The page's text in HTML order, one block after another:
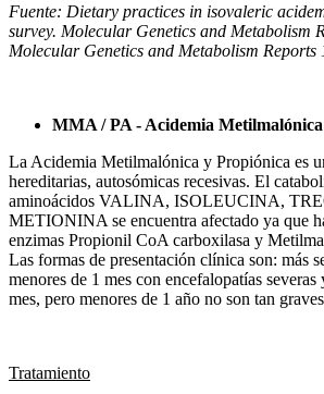
Fuente: Dietary practices in isovaleric
survey. Molecular Genetics and Metabolism
Molecular Genetics and Metabolism Reports
MMA / PA - Acidemia
La Acidemia Metilmalónica y Propiónica es
hereditarias, autosómicas recesivas. El
aminoácidos VALINA, ISOLEUCINA,
METIONINA se encuentra afectado ya que
enzimas Propionil CoA carboxilasa y
Las formas de presentación clínica son: más
menores de 1 mes con encefalopatías severas
mes, pero menores de 1 año no son tan
Tratamiento